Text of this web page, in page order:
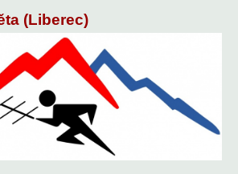
(Liberec)